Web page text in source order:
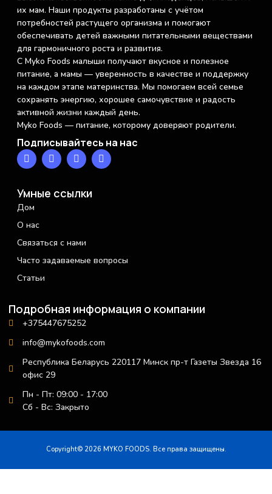
их мам. Наши продукты разработаны с учётом
потребностей растущего организма и помогают
обеспечивать детей важными питательными веществами
для гармоничного роста и развития.
С Myko Foods малыши получают вкусное и полезное
питание, а мамы — уверенность в качестве и поддержку
на каждом этапе материнства. Мы помогаем всей семье
сохранять энергию, хорошее самочувствие и радость
активной жизни каждый день.
Myko Foods — питание, которому доверяют родители.
Подписывайтесь на нас
Умные ссылки
Дом
О нас
Связаться с нами
Часто задаваемые вопросы
Статьи
Подробная информация о компании
+375447675252
info@mykofoods.com
Республика Беларусь 220117 Минск пр-т Газеты Звезда 16
офис 29
Пн - Пт: 09:00 - 17:00
Сб - Вс: Закрыто
Copyright© 2026 MYKO FOODS. Все права защищены.